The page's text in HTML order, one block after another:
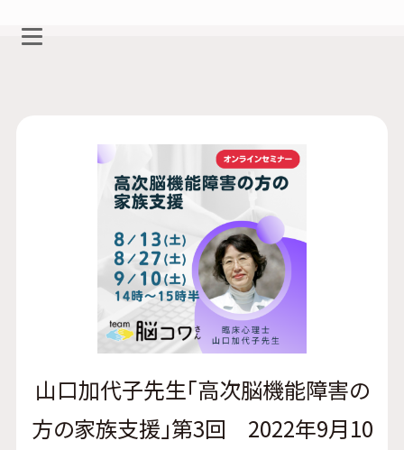
山口加代子先生「高次脳機能障害の
方の家族支援」第3回 2022年9月10